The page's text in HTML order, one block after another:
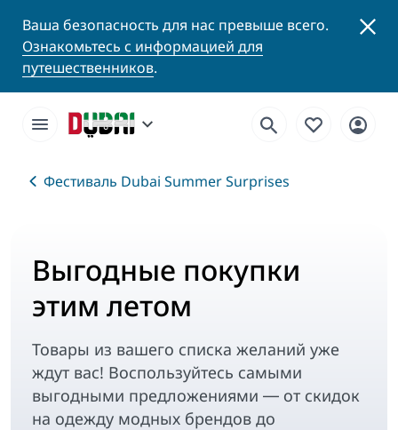
Ваша безопасность для нас превыше всего.
Ознакомьтесь с информацией для
путешественников.
Фестиваль Dubai Summer Surprises
Выгодные покупки
этим летом
Товары из вашего списка желаний уже
ждут вас! Воспользуйтесь самыми
выгодными предложениями ― от скидок
на одежду модных брендов до